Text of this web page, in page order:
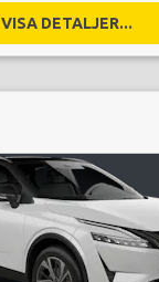
VISA DETALJER...